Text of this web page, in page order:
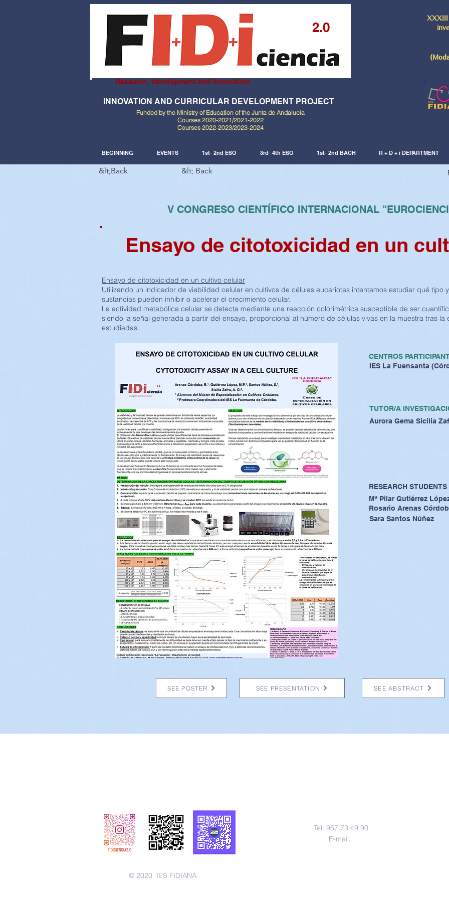
2.0
Research, development and innovation
INNOVATION AND CURRICULAR DEVELOPMENT PROJECT
Funded by the Ministry of Education of the Junta de Andalucía
Courses 2020-2021/2021-2022
Courses 2022-2023/2023-2024
XXXIII
BEGINNING EVENTS 1st- 2nd ESO 3rd- 4th ESO 1st- 2nd BACH R + D + i DEPARTMENT
&lt;Back &lt; Back
V CONGRESO CIENTÍFICO INTERNACIONAL
Ensayo de citotoxicidad en un
Ensayo de citotoxicidad en un cultivo celular
Utilizando un indicador de viabilidad celular en cultivos de células eucariotas intentamos estudiar qué tipo
sustancias pueden inhibir o acelerar el crecimiento celular.
La actividad metabólica celular se detecta mediante una reacción colorimétrica susceptible de ser
siendo la señal generada a partir del ensayo, proporcional al número de células vivas en la muestra tras la
estudiadas.
CENTROS
IES La Fuensanta
TUTOR/A
Aurora Gema Sicilia
RESEARCH STUDENTS
Mª Pilar Gutiérrez
Rosario Arenas
Sara Santos Núñez
SEE POSTER SEE PRESENTATION SEE ABSTRACT
Tel: 957 73 49 90
E-mail:
© 2020 IES FIDIANA